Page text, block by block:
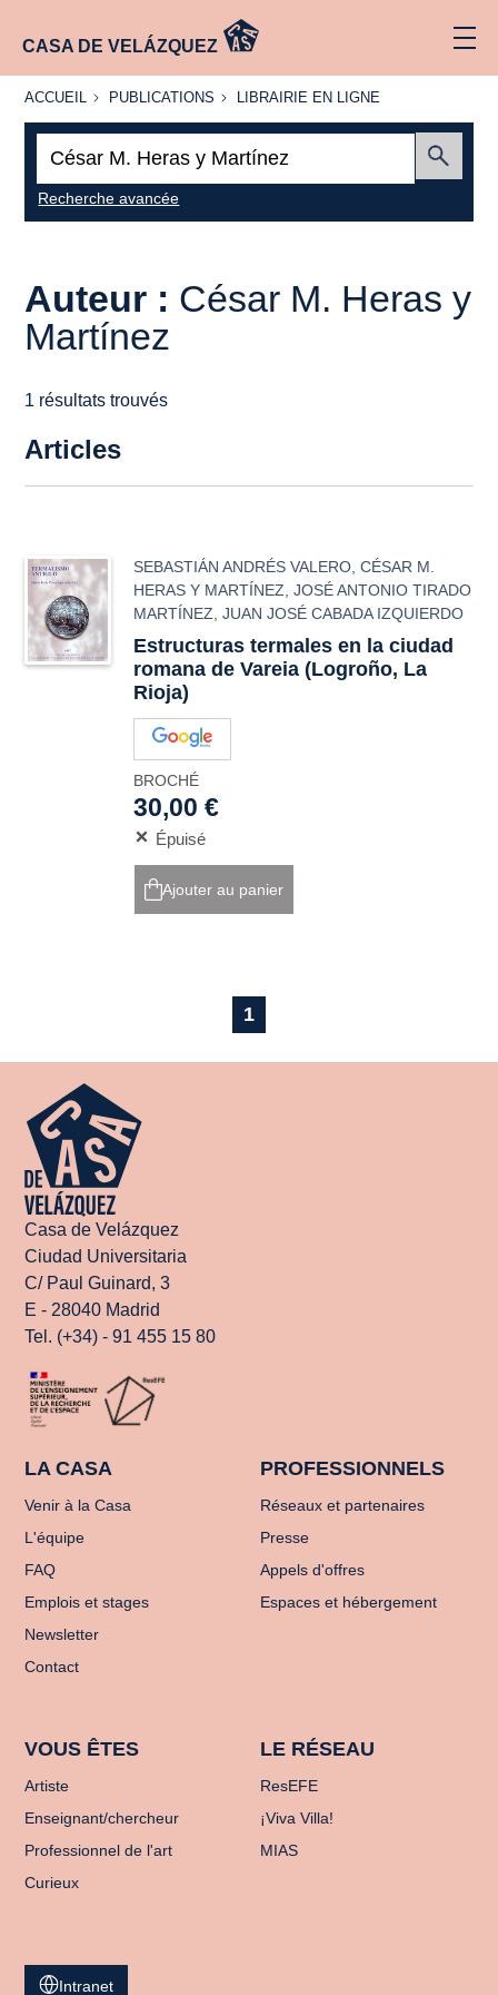
CASA DE VELÁZQUEZ
ACCUEIL
ACCUEIL PUBLICATIONS
PUBLICATIONS
LIBRAIRIE
LIBRAIRIE EN LIGNE
Recherche avancée
Auteur : César M. Heras y
Martínez
1 résultats trouvés
Articles
SEBASTIÁN ANDRÉS VALERO ,CÉSAR M.
HERAS Y MARTÍNEZ ,JOSÉ ANTONIO TIRADO
MARTÍNEZ ,JUAN JOSÉ CABADA IZQUIERDO
Estructuras termales en la ciudad
romana de Vareia (Logroño, La
Rioja)
BROCHÉ
30,00 €
Épuisé
Ajouter au panier
1
Casa de Velázquez
Ciudad Universitaria
C/ Paul Guinard, 3
E - 28040 Madrid
Tel. (+34) - 91 455 15 80
LA CASA
Venir à la Casa
L'équipe
FAQ
Emplois et stages
Newsletter
Contact
PROFESSIONNELS
Réseaux et partenaires
Presse
Appels d'offres
Espaces et hébergement
VOUS ÊTES
Artiste
Enseignant/chercheur
Professionnel de l'art
Curieux
LE RÉSEAU
ResEFE
¡Viva Villa!
MIAS
Intranet